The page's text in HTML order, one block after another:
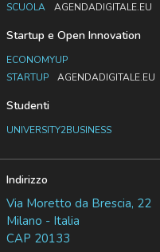
SCUOLA
AGENDADIGITALE.EU
Startup e Open Innovation
ECONOMYUP
STARTUP
AGENDADIGITALE.EU
Studenti
UNIVERSITY2BUSINESS
Indirizzo
Via Moretto da Brescia, 22
Milano - Italia
CAP 20133